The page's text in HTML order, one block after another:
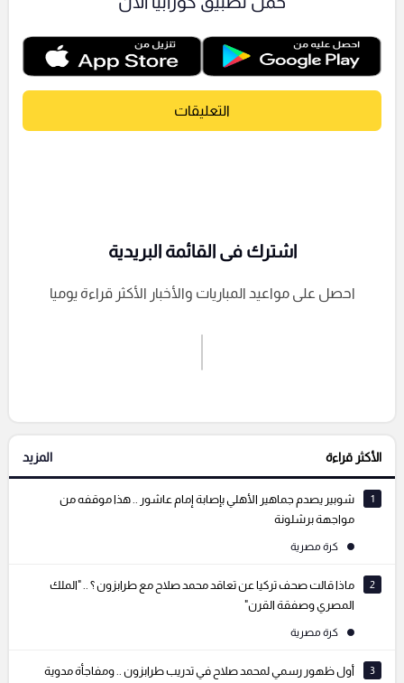
التعليقات
إرسال تعليق
التعليقات السابقة
اشترك فى القائمة البريدية
احصل على مواعيد المباريات والأخبار الأكثر قراءة يوميا
الأكثر قراءة المزيد
1
شوبير يصدم جماهير الأهلي بإصابة إمام عاشور .. هذا موقفه من
مواجهة برشلونة
كرة مصرية
2
ماذا قالت صحف تركيا عن تعاقد محمد صلاح مع طرابزون ؟ .. "الملك
المصري وصفقة القرن"
كرة مصرية
3 أول ظهور رسمي لمحمد صلاح في تدريب طرابزون .. ومفاجأة مدوية